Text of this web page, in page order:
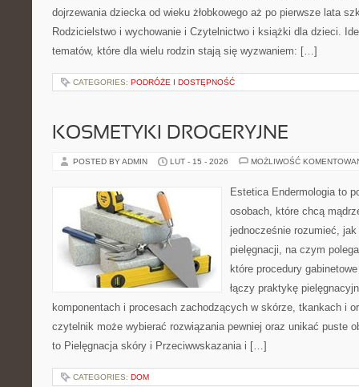
dojrzewania dziecka od wieku żłobkowego aż po pierwsze lata
Rodzicielstwo i wychowanie i Czytelnictwo i książki dla dzieci.
tematów, które dla wielu rodzin stają się wyzwaniem: […]
CATEGORIES: PODRÓŻE I DOSTĘPNOŚĆ
KOSMETYKI DROGERYJNE
POSTED BY ADMIN LUT - 15 - 2026 MOŻLIWOŚĆ
Estetica Endermologia to
osobach, które chcą
jednocześnie rozumieć, jak
pielęgnacji, na czym
które procedury
łączy praktykę
komponentach i procesach zachodzących w skórze, tkankach i
czytelnik może wybierać rozwiązania pewniej oraz unikać puste
to Pielęgnacja skóry i Przeciwwskazania i […]
CATEGORIES: DOM